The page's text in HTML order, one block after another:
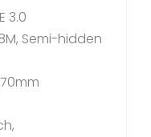
3.0
Semi-hidden